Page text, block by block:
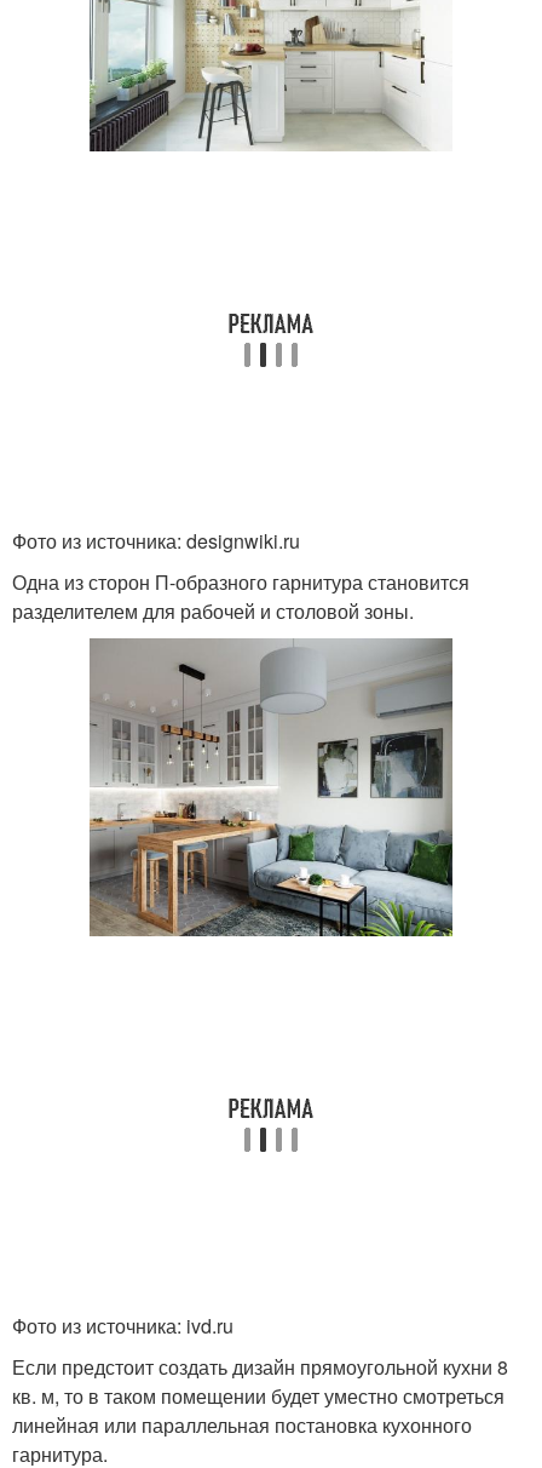
Фото из источника: designwiki.ru
Одна из сторон П-образного гарнитура становится
разделителем для рабочей и столовой зоны.
Фото из источника: ivd.ru
Если предстоит создать дизайн прямоугольной кухни 8
кв. м, то в таком помещении будет уместно смотреться
линейная или параллельная постановка кухонного
гарнитура.